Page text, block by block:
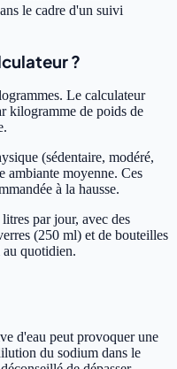
le cadre d'un suivi
?
Le calculateur
kilogramme de poids de
(sédentaire, modéré,
ambiante moyenne. Ces
à la hausse.
par jour, avec des
(250 ml) et de bouteilles
quotidien.
d'eau peut provoquer une
du sodium dans le